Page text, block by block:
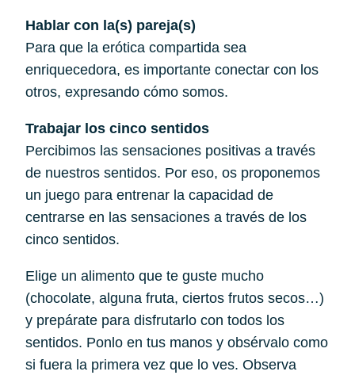
Hablar con la(s) pareja(s)
Para que la erótica compartida sea
enriquecedora, es importante conectar con los
otros, expresando cómo somos.
Trabajar los cinco sentidos
Percibimos las sensaciones positivas a través
de nuestros sentidos. Por eso, os proponemos
un juego para entrenar la capacidad de
centrarse en las sensaciones a través de los
cinco sentidos.
Elige un alimento que te guste mucho
(chocolate, alguna fruta, ciertos frutos secos…)
y prepárate para disfrutarlo con todos los
sentidos. Ponlo en tus manos y obsérvalo como
si fuera la primera vez que lo ves. Observa